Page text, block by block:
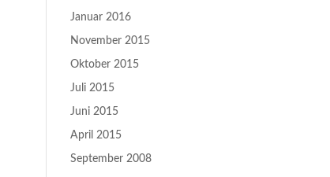
Januar 2016
November 2015
Oktober 2015
Juli 2015
Juni 2015
April 2015
September 2008